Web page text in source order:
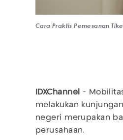
Cara Praktis Pemesanan
IDXChannel -
melakukan
negeri merupakan
perusahaan.